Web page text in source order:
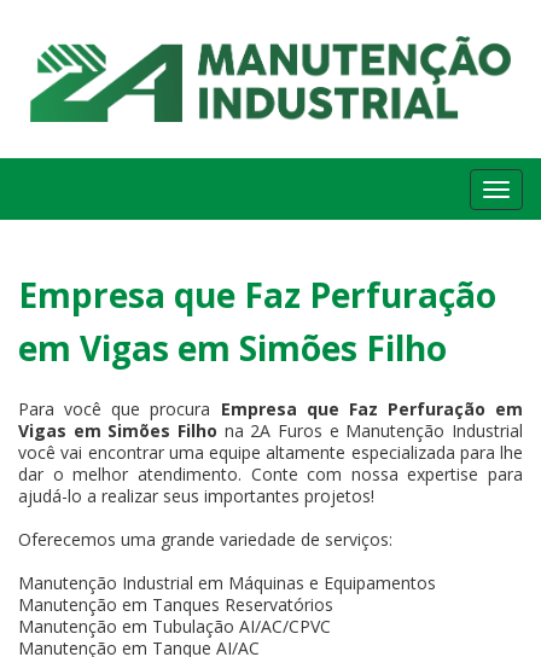
Empresa que Faz Perfuração
em Vigas em Simões Filho
Para você que procura Empresa que Faz Perfuração em
Vigas em Simões Filho na 2A Furos e Manutenção Industrial
você vai encontrar uma equipe altamente especializada para lhe
dar o melhor atendimento. Conte com nossa expertise para
ajudá-lo a realizar seus importantes projetos!
Oferecemos uma grande variedade de serviços:
Manutenção Industrial em Máquinas e Equipamentos
Manutenção em Tanques Reservatórios
Manutenção em Tubulação AI/AC/CPVC
Manutenção em Tanque AI/AC